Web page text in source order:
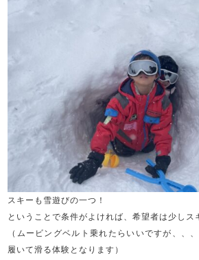
スキーも雪遊びの一つ！
ということで条件がよければ、希望者は少しス
（ムービングベルト乗れたらいいですが、、
履いて滑る体験となります）